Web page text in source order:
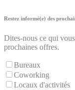
Restez informé(e) des
Dites-nous ce qui
prochaines offres.
Bureaux
Coworking
Locaux d'activités